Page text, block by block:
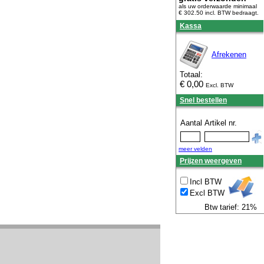
als uw orderwaarde minimaal
€ 302.50 incl. BTWbedraagt.
Kassa
Afrekenen
Totaal:
€ 0,00 Excl. BTW
Snel bestellen
Aantal Artikel nr.
meer velden
Prijzen weergeven
Incl BTW
Excl BTW
Btw tarief: 21%